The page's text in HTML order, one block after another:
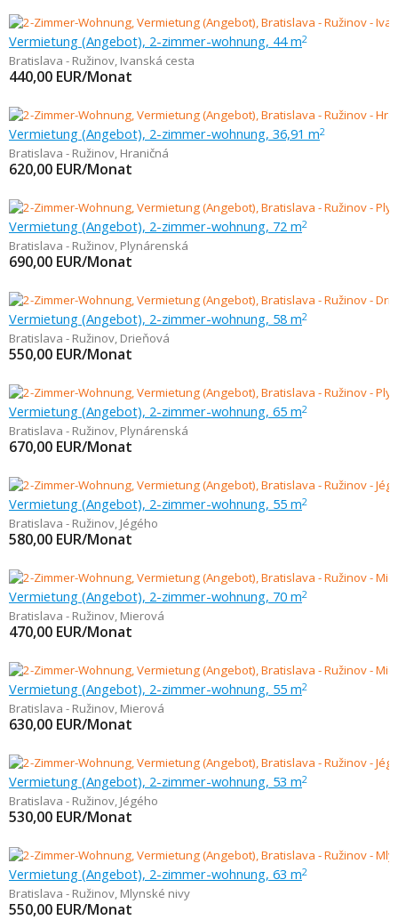
Vermietung (Angebot), 2-zimmer-wohnung, 44 m2
Bratislava - Ružinov, Ivanská cesta
440,00 EUR/Monat
Vermietung (Angebot), 2-zimmer-wohnung, 36,91 m2
Bratislava - Ružinov, Hraničná
620,00 EUR/Monat
Vermietung (Angebot), 2-zimmer-wohnung, 72 m2
Bratislava - Ružinov, Plynárenská
690,00 EUR/Monat
Vermietung (Angebot), 2-zimmer-wohnung, 58 m2
Bratislava - Ružinov, Drieňová
550,00 EUR/Monat
Vermietung (Angebot), 2-zimmer-wohnung, 65 m2
Bratislava - Ružinov, Plynárenská
670,00 EUR/Monat
Vermietung (Angebot), 2-zimmer-wohnung, 55 m2
Bratislava - Ružinov, Jégého
580,00 EUR/Monat
Vermietung (Angebot), 2-zimmer-wohnung, 70 m2
Bratislava - Ružinov, Mierová
470,00 EUR/Monat
Vermietung (Angebot), 2-zimmer-wohnung, 55 m2
Bratislava - Ružinov, Mierová
630,00 EUR/Monat
Vermietung (Angebot), 2-zimmer-wohnung, 53 m2
Bratislava - Ružinov, Jégého
530,00 EUR/Monat
Vermietung (Angebot), 2-zimmer-wohnung, 63 m2
Bratislava - Ružinov, Mlynské nivy
550,00 EUR/Monat